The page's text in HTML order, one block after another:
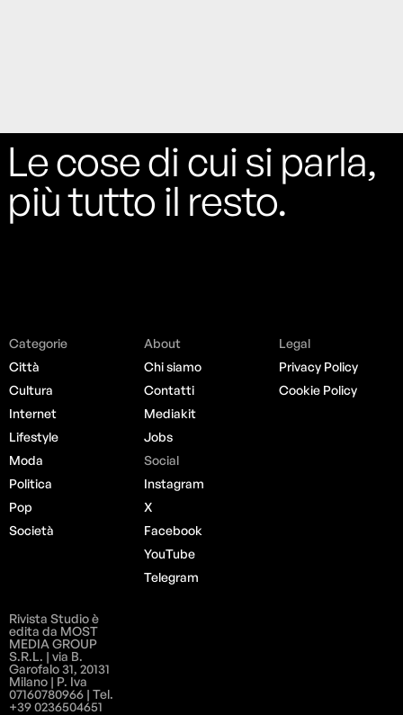
Le cose di cui si parla,
più tutto il resto.
Categorie
Città
Cultura
Internet
Lifestyle
Moda
Politica
Pop
Società
About
Chi siamo
Contatti
Mediakit
Jobs
Social
Instagram
X
Facebook
YouTube
Telegram
Legal
Privacy Policy
Cookie Policy
Rivista Studio è
edita da MOST
MEDIA GROUP
S.R.L. | via B.
Garofalo 31, 20131
Milano | P. Iva
07160780966 | Tel.
+39 0236504651